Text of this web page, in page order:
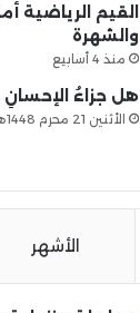
القيم الرياضية
والشهرة
منذ 4 أسابيع
هل جزاءُ الإحسانِ
الأثنين 21 محرم 1448هـ 6-7-2026م
الأشهر